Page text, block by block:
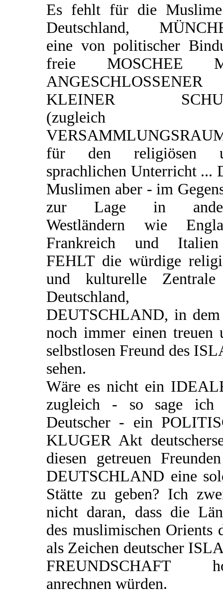
Es fehlt für die
Deutschland,
eine von politischer
freie MOSCHEE
ANGESCHLOSSENER
KLEINER
(zugleich
für den religiösen
sprachlichen Unterricht ...
Muslimen aber - im
zur Lage in
Westländern wie
Frankreich und
FEHLT die würdige
und kulturelle
Deutschland,
DEUTSCHLAND, in dem
noch immer einen treuen
selbstlosen Freund des
sehen.
Wäre es nicht ein
zugleich - so sage ich
Deutscher - ein
KLUGER Akt
diesen getreuen
DEUTSCHLAND eine
Stätte zu geben? Ich
nicht daran, dass die
des muslimischen Orients
als Zeichen deutscher
FREUNDSCHAFT
anrechnen würden.